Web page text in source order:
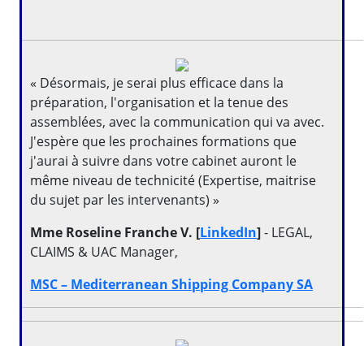
« Désormais, je serai plus efficace dans la
préparation, l'organisation et la tenue des
assemblées, avec la communication qui va avec.
J'espère que les prochaines formations que
j'aurai à suivre dans votre cabinet auront le
même niveau de technicité (Expertise, maitrise
du sujet par les intervenants) »
Mme Roseline Franche V. [LinkedIn]- LEGAL,
CLAIMS & UAC Manager,
MSC – Mediterranean Shipping Company SA